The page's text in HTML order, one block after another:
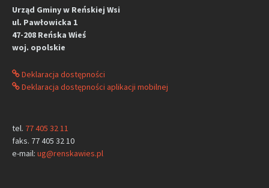
Urząd Gminy w Reńskiej Wsi
ul. Pawłowicka 1
47-208 Reńska Wieś
woj. opolskie
Deklaracja dostępności
Deklaracja dostępności aplikacji mobilnej
tel. 77 405 32 11
faks. 77 405 32 10
e-mail: ug@renskawies.pl